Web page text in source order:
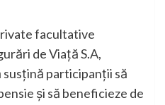
facultative
de Viaţă S.A,
susțină participanții să
și să beneficieze de